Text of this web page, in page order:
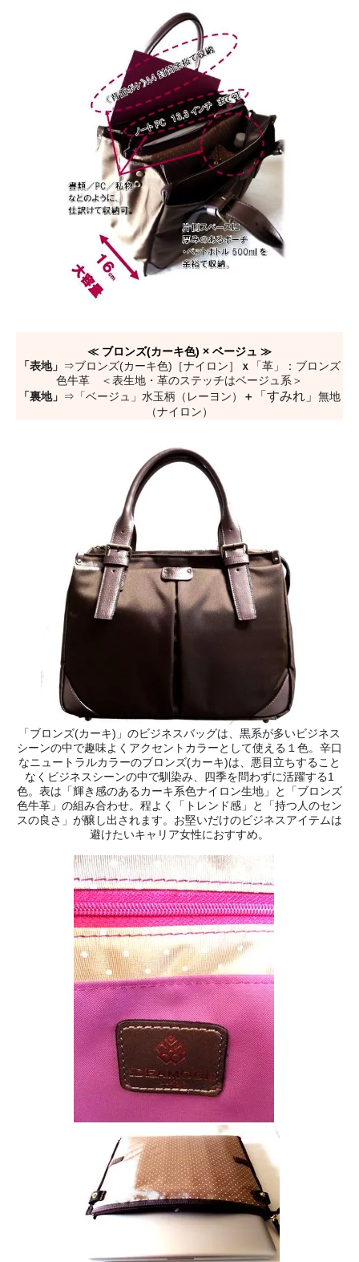
≪ ブロンズ(カーキ色) × ベージュ ≫
「表地」 ⇒ブロンズ(カーキ色)［ナイロン］ ｘ
「革」：ブロンズ
色牛革 ＜表生地・革のステッチはベージュ系＞
「裏地」 ⇒「ベージュ」水玉柄（レーヨン） ＋ 「すみれ」 無地
（ナイロン）
「ブロンズ(カーキ)」のビジネスバッグは、黒系が多いビジネス
シーンの中で趣味よくアクセントカラーとして使える１色。辛口
なニュートラルカラーのブロンズ(カーキ)は、悪目立ちすること
なくビジネスシーンの中で馴染み、四季を問わずに活躍する1
色。表は「輝き感のあるカーキ系色ナイロン生地」と「ブロンズ
色牛革」の組み合わせ。程よく「トレンド感」と「持つ人のセン
スの良さ」が醸し出されます。お堅いだけのビジネスアイテムは
避けたいキャリア女性におすすめ。